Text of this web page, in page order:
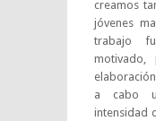
creamos
jóvenes
trabajo
a cabo
intensidad